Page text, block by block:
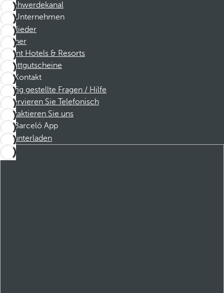
Beschwerdekanal
Unternehmen
Mitglieder
Partner
Dorint Hotels & Resorts
Rabattgutscheine
Kontakt
Häufig gestellte Fragen / Hilfe
Reservieren Sie Telefonisch
Kontaktieren Sie uns
Barceló App
Herunterladen